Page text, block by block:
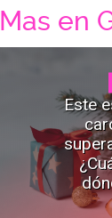
Mas en
Este